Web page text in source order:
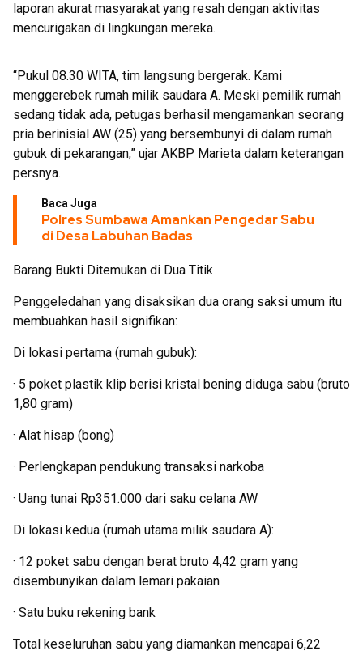
laporan akurat masyarakat yang resah dengan aktivitas
mencurigakan di lingkungan mereka.
“Pukul 08.30 WITA, tim langsung bergerak. Kami
menggerebek rumah milik saudara A. Meski pemilik rumah
sedang tidak ada, petugas berhasil mengamankan seorang
pria berinisial AW (25) yang bersembunyi di dalam rumah
gubuk di pekarangan,” ujar AKBP Marieta dalam keterangan
persnya.
Baca Juga
Polres Sumbawa Amankan Pengedar Sabu
di Desa Labuhan Badas
Barang Bukti Ditemukan di Dua Titik
Penggeledahan yang disaksikan dua orang saksi umum itu
membuahkan hasil signifikan:
Di lokasi pertama (rumah gubuk):
· 5 poket plastik klip berisi kristal bening diduga sabu (bruto
1,80 gram)
· Alat hisap (bong)
· Perlengkapan pendukung transaksi narkoba
· Uang tunai Rp351.000 dari saku celana AW
Di lokasi kedua (rumah utama milik saudara A):
· 12 poket sabu dengan berat bruto 4,42 gram yang
disembunyikan dalam lemari pakaian
· Satu buku rekening bank
Total keseluruhan sabu yang diamankan mencapai 6,22